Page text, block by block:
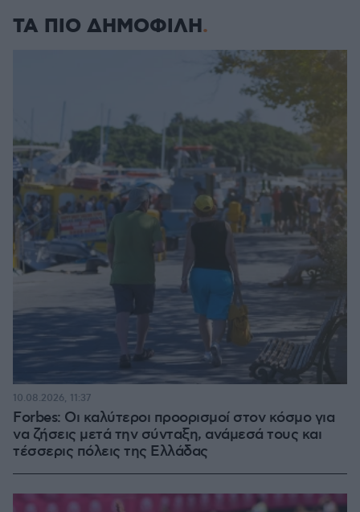
ΤΑ ΠΙΟ ΔΗΜΟΦΙΛΗ
Forbes: Οι καλύτεροι προορισμοί στον κόσμο για
να ζήσεις μετά την σύνταξη, ανάμεσά τους και
τέσσερις πόλεις της Ελλάδας
10.08.2026, 11:37